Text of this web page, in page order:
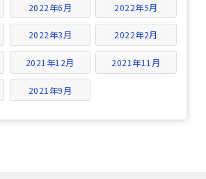
2022年6月 2022年5月
2022年3月 2022年2月
2021年12月 2021年11月
2021年9月